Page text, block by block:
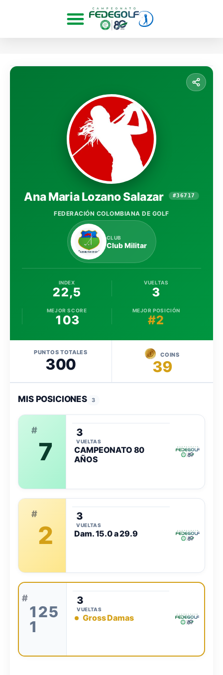
Ana Maria Lozano Salazar #36717
FEDERACIÓN COLOMBIANA DE GOLF
CLUB
Club Militar
INDEX
22,5
VUELTAS
3
MEJOR SCORE
103
MEJOR POSICIÓN
#2
PUNTOS TOTALES
300
COINS
39
MIS POSICIONES 3
#
7
CAMPEONATO 80
AÑOS
3
VUELTAS
#
2 Dam. 15.0 a 29.9
3
VUELTAS
#
125
1
Gross Damas
3
VUELTAS